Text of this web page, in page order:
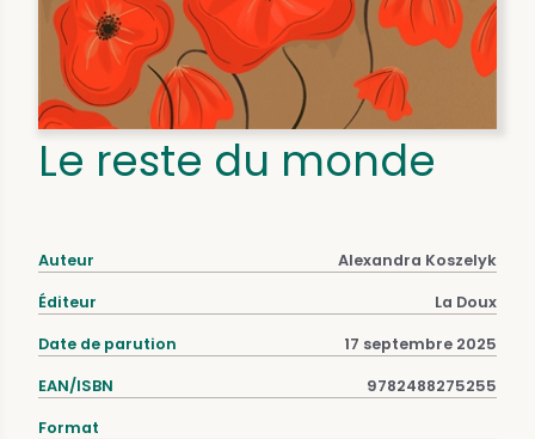
Le reste du monde
Auteur Alexandra Koszelyk
Éditeur La Doux
Date de parution 17 septembre 2025
EAN/ISBN 9782488275255
Format